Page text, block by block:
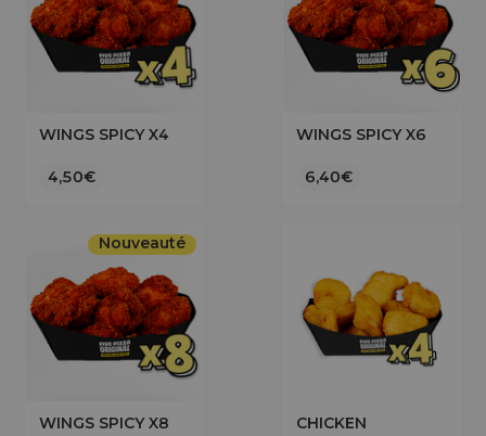
WINGS SPICY X4
4,50€
WINGS SPICY X6
6,40€
WINGS SPICY X8
Nouveauté
CHICKEN